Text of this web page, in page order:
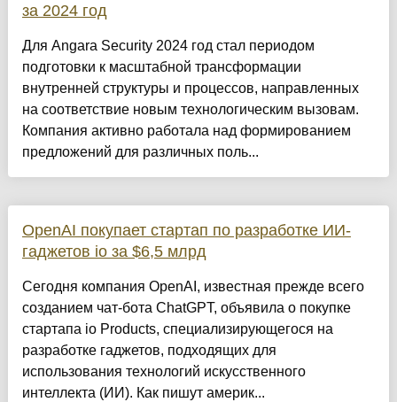
за 2024 год
Для Angara Security 2024 год стал периодом
подготовки к масштабной трансформации
внутренней структуры и процессов, направленных
на соответствие новым технологическим вызовам.
Компания активно работала над формированием
предложений для различных поль...
OpenAI покупает стартап по разработке ИИ-
гаджетов io за $6,5 млрд
Сегодня компания OpenAI, известная прежде всего
созданием чат-бота ChatGPT, объявила о покупке
стартапа io Products, специализирующегося на
разработке гаджетов, подходящих для
использования технологий искусственного
интеллекта (ИИ). Как пишут америк...